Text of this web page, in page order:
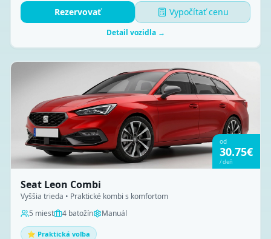
Rezervovať Vypočítať cenu
Detail vozidla →
od
30.75€
/deň
Seat Leon Combi
Vyššia trieda • Praktické kombi s komfortom
5 miest 4 batožín Manuál
⭐ Praktická voľba